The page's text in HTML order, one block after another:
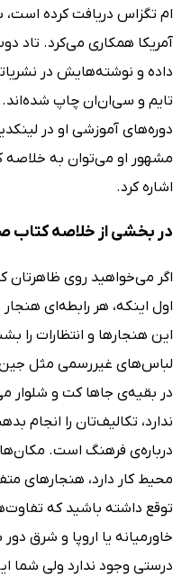
ام تگزاس دریافت کرده است،
داده و نوشته‌هایش در
دوره‌های آموزشی او در
مشهور او می‌توان به
اشاره کرد.
در بخشی از خلاصه
اگر می‌خواهید روی ظاهرتان
اول اینکه، هر رابطه‌ای
این هنجارها و انتظارات را
لباس‌های غیررسمی مثل
در بقیه‌ی جاها کت و
ندارد، تکالیف‌تان را انجام
درباره‌ی فرهنگ است.
محیط کار دارد، هنجارهای
توقع داشته باشید که
خاورمیانه یا اروپا و شرق
درستی وجود ندارد ولی شما